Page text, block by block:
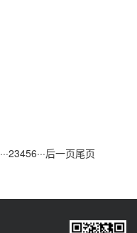
···23456···后一页尾页